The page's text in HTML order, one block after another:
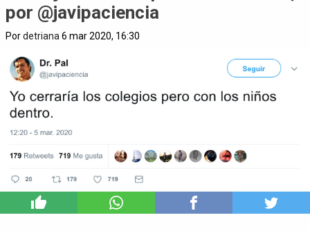
por @javipaciencia
Pordetriana 6 mar 2020, 16:30